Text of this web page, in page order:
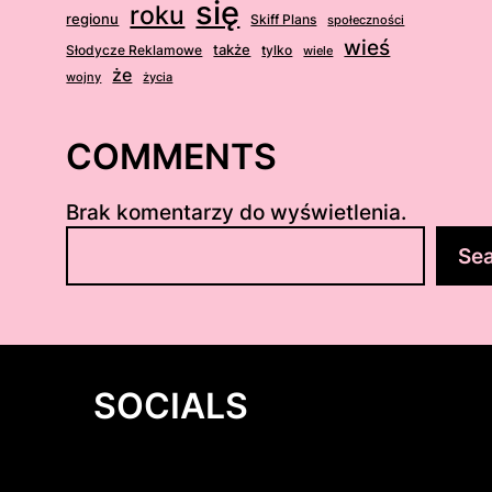
regionu roku się Skiff Plans społeczności
Słodycze Reklamowe także tylko wiele wieś
wojny że życia
COMMENTS
Brak komentarzy do wyświetlenia.
u
a
SOCIALS